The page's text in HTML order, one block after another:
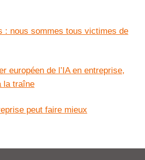
: nous sommes tous victimes de
européen de l’IA en entreprise,
la traîne
peut faire mieux